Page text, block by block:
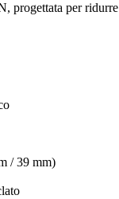
progettata per ridurre
/ 39 mm)